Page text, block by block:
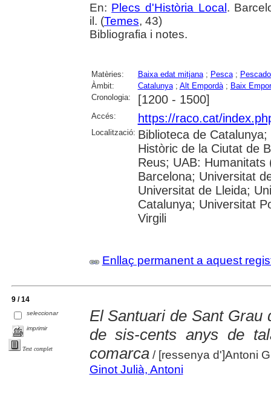
En: Plecs d'Història Local.
il. (Temes, 43)
Bibliografia i notes.
Matèries: Baixa edat mitjana; Pesca;
Àmbit:
Catalunya; Alt Empordà; Baix
Cronologia:
[1200 - 1500]
Accés: https://raco.cat/
Localització: Biblioteca de
Històric de la Ciutat de
Reus; UAB:
Barcelona; Universitat
Universitat de Lleida;
Catalunya; Universitat
Virgili
Enllaç permanent a aquest
9 / 14
seleccionar
imprimir
Text complet
El Santuari de Sant Grau
de sis-cents anys de
comarca/ [ressenya d']Antoni
Ginot Julià, Antoni